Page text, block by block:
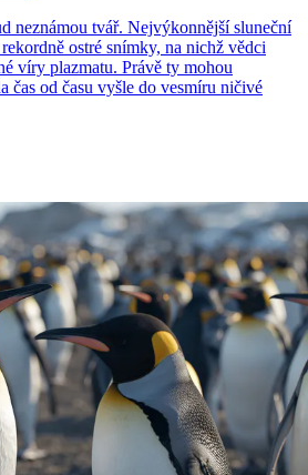
neznámou tvář. Nejvýkonnější sluneční
ostré snímky, na nichž vědci
víry plazmatu. Právě ty mohou
čas od času vyšle do vesmíru ničivé